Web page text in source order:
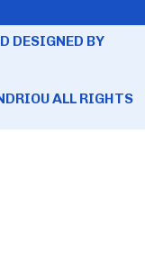
DESIGNED BY
ALL RIGHTS